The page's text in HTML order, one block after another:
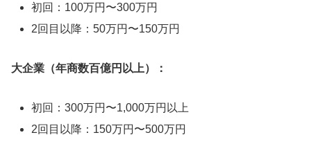
初回：100万円〜300万円
2回目以降：50万円〜150万円
大企業（年商数百億円以上）：
初回：300万円〜1,000万円以上
2回目以降：150万円〜500万円